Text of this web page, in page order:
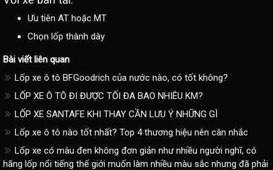
Ưu tiên AT hoặc MT
Chọn lốp thành dày
Bài viết liên quan
Lốp xe ô tô BFGoodrich của nước nào, có tốt không?
LỐP XE Ô TÔ ĐI ĐƯỢC TỐI ĐA BAO NHIÊU KM?
LỐP XE SANTAFE KHI THAY CẦN LƯU Ý NHỮNG GÌ
Lốp xe ô tô nào tốt nhất? Top 4 thương hiệu nên cân nhắc
Lốp xe có màu đen không đơn giản như nhiều người nghĩ, có
hãng lốp nổi tiếng thế giới muốn làm nhiều màu sắc nhưng đã phải